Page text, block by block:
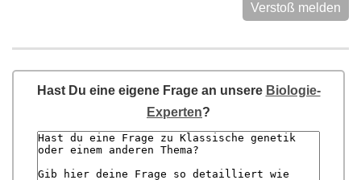
Verstoß melden
Hast Du eine eigene Frage an unsere Biologie-
Experten?